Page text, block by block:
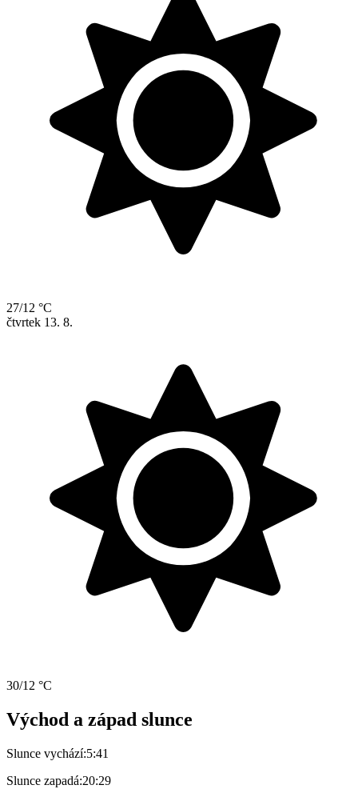
27/12 °C
čtvrtek 13. 8.
30/12 °C
Východ a západ slunce
Slunce vychází:5:41
Slunce zapadá:20:29